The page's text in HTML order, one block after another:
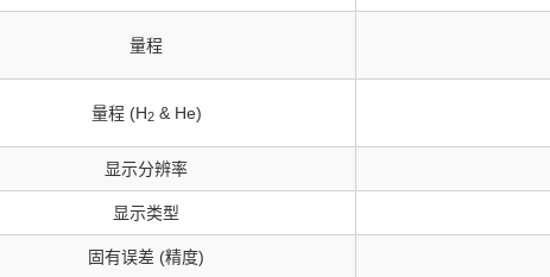
量程
量程 (H2& He)
显示分辨率
显示类型
固有误差 (精度)